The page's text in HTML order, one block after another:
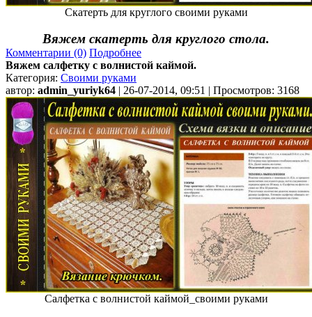
Скатерть для круглого своими руками
Вяжем скатерть для круглого стола.
Комментарии (0) Подробнее
Вяжем салфетку с волнистой каймой.
Категория: Своими руками
автор: admin_yuriyk64 | 26-07-2014, 09:51 | Просмотров: 3168
Салфетка с волнистой каймой_своими руками